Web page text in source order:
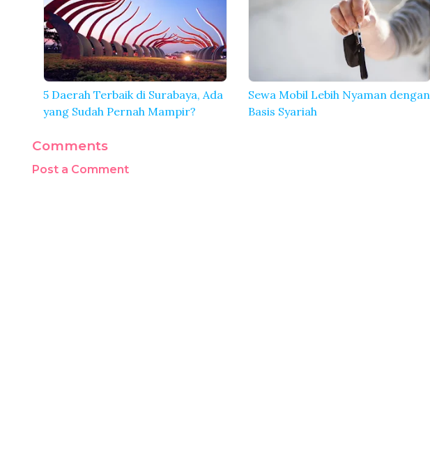
5 Daerah Terbaik di Surabaya, Ada
yang Sudah Pernah Mampir?
Sewa Mobil Lebih Nyaman dengan
Basis Syariah
Comments
Post a Comment